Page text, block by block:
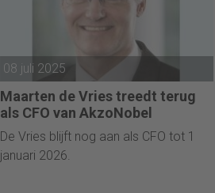
08 juli 2025
Maarten de Vries treedt terug
als CFO van AkzoNobel
De Vries blijft nog aan als CFO tot 1
januari 2026.